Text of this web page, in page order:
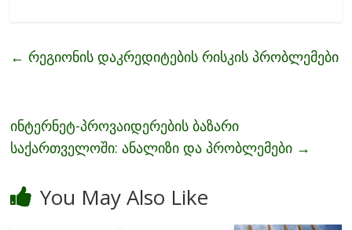
b
k
er l e
← რეგიონის დაკრედიტების რისკის პრობლემები
ინტერნეტ-პროვაიდერების ბაზარი
საქართველოში: ანალიზი და პრობლემები →
You May Also Like